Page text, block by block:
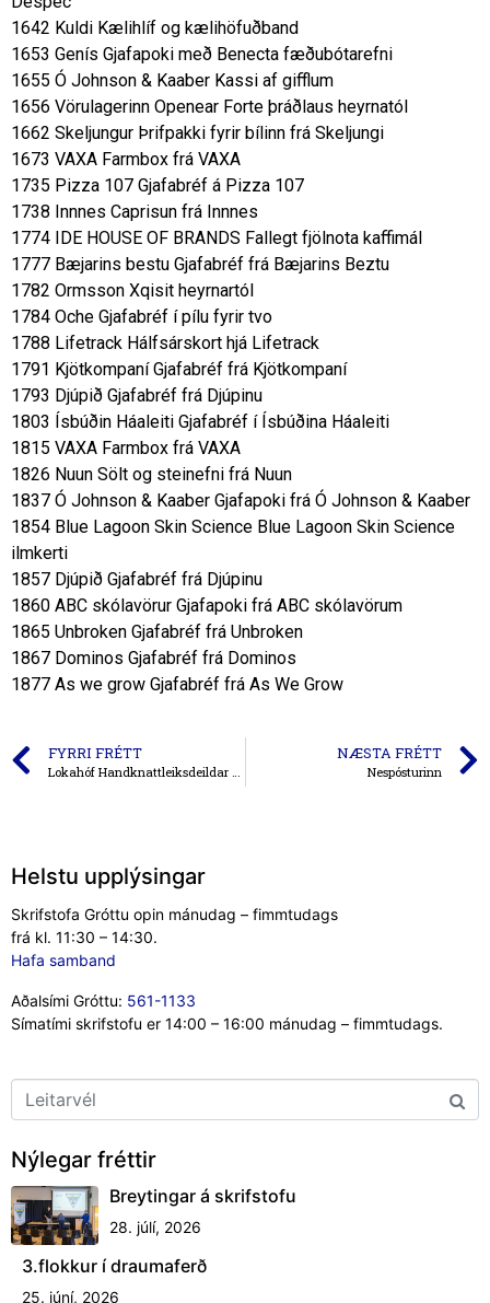
1642 Kuldi Kælihlíf og kælihöfuðband
1653 Genís Gjafapoki með Benecta fæðubótarefni
1655 Ó Johnson & Kaaber Kassi af gifflum
1656 Vörulagerinn Openear Forte þráðlaus heyrnatól
1662 Skeljungur Þrifpakki fyrir bílinn frá Skeljungi
1673 VAXA Farmbox frá VAXA
1735 Pizza 107 Gjafabréf á Pizza 107
1738 Innnes Caprisun frá Innnes
1774 IDE HOUSE OF BRANDS Fallegt fjölnota kaffimál
1777 Bæjarins bestu Gjafabréf frá Bæjarins Beztu
1782 Ormsson Xqisit heyrnartól
1784 Oche Gjafabréf í pílu fyrir tvo
1788 Lifetrack Hálfsárskort hjá Lifetrack
1791 Kjötkompaní Gjafabréf frá Kjötkompaní
1793 Djúpið Gjafabréf frá Djúpinu
1803 Ísbúðin Háaleiti Gjafabréf í Ísbúðina Háaleiti
1815 VAXA Farmbox frá VAXA
1826 Nuun Sölt og steinefni frá Nuun
1837 Ó Johnson & Kaaber Gjafapoki frá Ó Johnson & Kaaber
1854 Blue Lagoon Skin Science Blue Lagoon Skin Science
ilmkerti
1857 Djúpið Gjafabréf frá Djúpinu
1860 ABC skólavörur Gjafapoki frá ABC skólavörum
1865 Unbroken Gjafabréf frá Unbroken
1867 Dominos Gjafabréf frá Dominos
1877 As we grow Gjafabréf frá As We Grow
FYRRI FRÉTT
Lokahóf Handknattleiksdeildar Gróttu
NÆSTA FRÉTT
Nespósturinn
Helstu upplýsingar
Skrifstofa Gróttu opin mánudag – fimmtudags
frá kl. 11:30 – 14:30.
Hafa samband
Aðalsími Gróttu: 561-1133
Símatími skrifstofu er 14:00 – 16:00 mánudag – fimmtudags.
Nýlegar fréttir
Breytingar á skrifstofu
28. júlí, 2026
3.flokkur í draumaferð
25. júní, 2026